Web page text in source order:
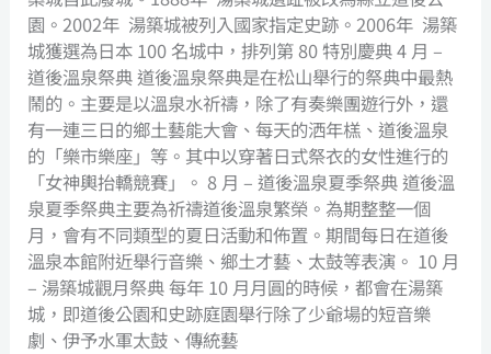
園。2002年 湯築城被列入國家指定史跡。2006年 湯築
城獲選為日本 100 名城中，排列第 80 特別慶典 4 月 –
道後溫泉祭典 道後溫泉祭典是在松山舉行的祭典中最熱
鬧的。主要是以溫泉水祈禱，除了有奏樂團遊行外，還
有一連三日的鄉土藝能大會、每天的洒年榚、道後溫泉
的「樂市樂座」等。其中以穿著日式祭衣的女性進行的
「女神輿抬轎競賽」。 8 月 – 道後溫泉夏季祭典 道後溫
泉夏季祭典主要為祈禱道後溫泉繁榮。為期整整一個
月，會有不同類型的夏日活動和佈置。期間每日在道後
溫泉本館附近舉行音樂、鄉土才藝、太鼓等表演。 10 月
– 湯築城觀月祭典 每年 10 月月圓的時候，都會在湯築
城，即道後公園和史跡庭園舉行除了少爺場的短音樂
劇、伊予水軍太鼓、傳統藝